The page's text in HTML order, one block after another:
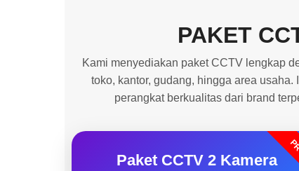
PAKET
Kami menyediakan paket CCTV lengkap
toko, kantor, gudang, hingga area
perangkat berkualitas dari brand
Paket CCTV 2 Kamera